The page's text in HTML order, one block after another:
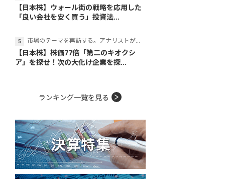
【日本株】ウォール街の戦略を応用した
「良い会社を安く買う」投資法...
市場のテーマを再訪する。アナリストが読み解くテーマの本質
【日本株】株価77倍「第二のキオクシ
ア」を探せ！次の大化け企業を探...
ランキング一覧を見る